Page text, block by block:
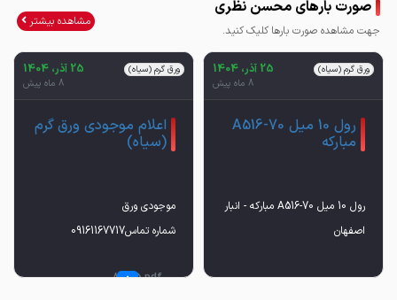
صورت بارهای محسن نظری
جهت مشاهده صورت بارها کلیک کنید.
مشاهده بیشتر
ورق گرم (سیاه) 25 آذر، 1404
8 ماه پیش
رول 10 میل A516-70
مبارکه
رول 10 میل A516-70 مبارکه - انبار
اصفهان
ورق گرم (سیاه) 25 آذر، 1404
8 ماه پیش
اعلام موجودی ورق گرم
(سیاه)
شماره تماس09161167717
Tz3AY_1765881635.pdf